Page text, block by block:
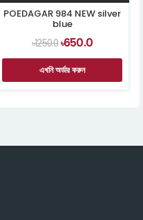
POEDAGAR 984 NEW silver
blue
৳1250.0৳650.0
এখনি অর্ডার করুন